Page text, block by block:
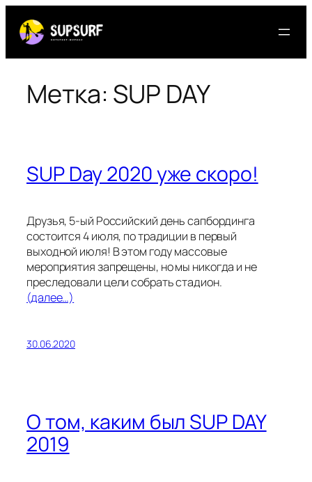
содержимому
Метка: SUP DAY
SUP Day 2020 уже скоро!
Друзья, 5-ый Российский день сапбординга
состоится 4 июля, по традиции в первый
выходной июля! В этом году массовые
мероприятия запрещены, но мы никогда и не
преследовали цели собрать стадион.
(далее…)
30.06.2020
О том, каким был SUP DAY
2019